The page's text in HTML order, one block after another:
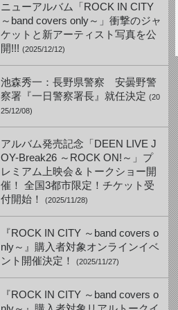
ニューアルバム「ROCK IN CITY
～band covers only～」衝撃のジャ
ケットと新アーティスト写真を公
開!!! (2025/12/12)
池森秀一：長野県警察 安曇野警
察署『一日警察署長』就任決定 (20
25/12/08)
アルバム発売記念「DEEN LIVE J
OY-Break26 ～ROCK ON!～」プ
レミアム上映会＆トークショー開
催！ 全国3都市限定！チケット受
付開始！
(2025/11/28)
『ROCK IN CITY ～band covers o
nly～』購入者対象オンラインイベ
ント開催決定！
(2025/11/27)
『ROCK IN CITY ～band covers o